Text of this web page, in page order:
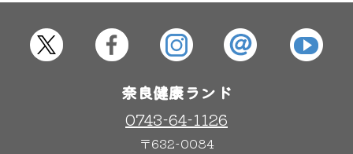
奈良健康ランド
0743-64-1126
〒632-0084